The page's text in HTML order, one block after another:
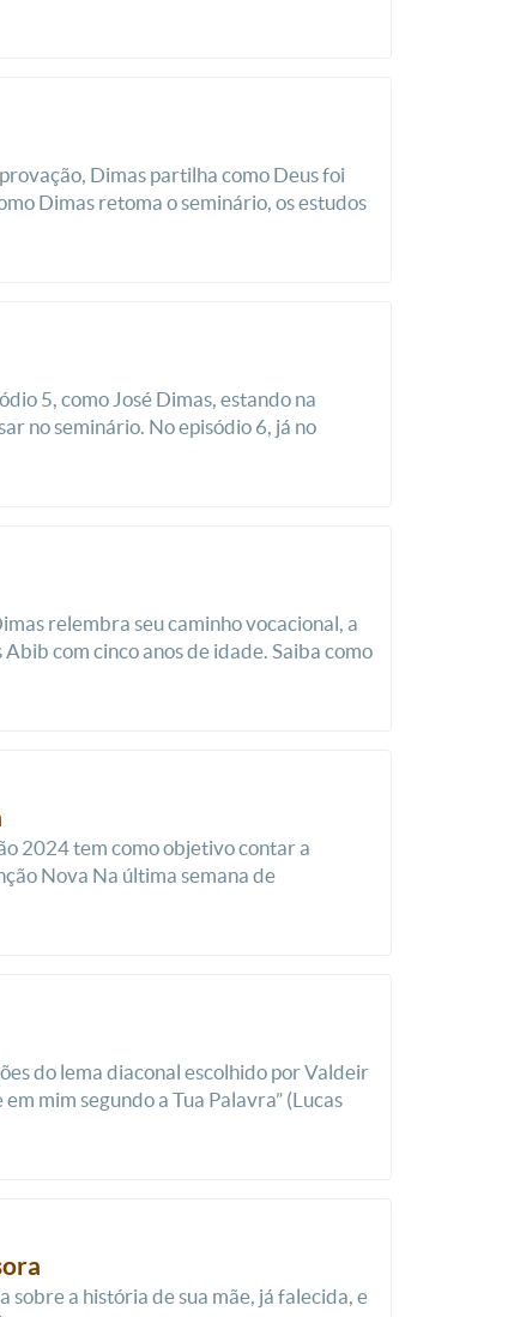
Dimas partilha como Deus foi
Dimas retoma o seminário, os estudos
5, como José Dimas, estando na
no seminário. No episódio 6, já no
relembra seu caminho vocacional, a
com cinco anos de idade. Saiba como
2024 tem como objetivo contar a
Nova Na última semana de
do lema diaconal escolhido por Valdeir
mim segundo a Tua Palavra” (Lucas
a história de sua mãe, já falecida, e